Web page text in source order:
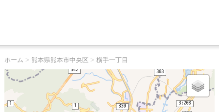
ホーム > 熊本県熊本市中央区 > 横手一丁目